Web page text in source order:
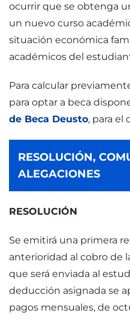
ocurrir que se obtenga
un nuevo curso
situación económica
académicos del
Para calcular
para optar a beca
de Beca Deusto, para el
RESOLUCIÓN,
ALEGACIONES
RESOLUCIÓN
Se emitirá una primera
anterioridad al cobro de
que será enviada al
deducción asignada se
pagos mensuales, de